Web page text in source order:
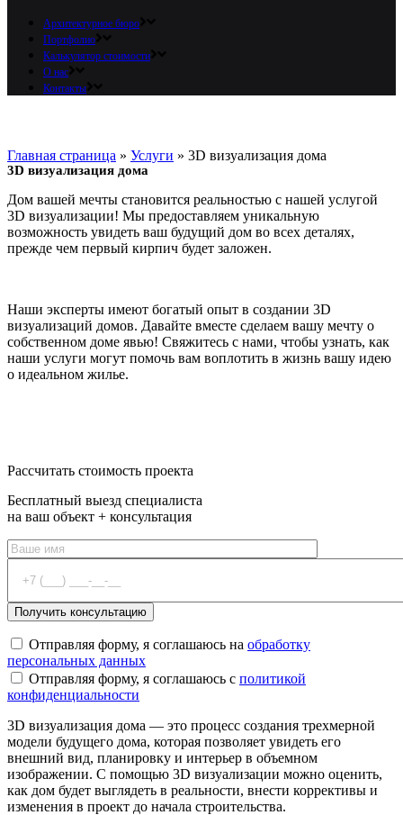
Архитектурное бюро
Портфолио
Калькулятор стоимости
О нас
Контакты
Главная страница » Услуги » 3D визуализация дома
3D визуализация дома
Дом вашей мечты становится реальностью с нашей услугой
3D визуализации! Мы предоставляем уникальную
возможность увидеть ваш будущий дом во всех деталях,
прежде чем первый кирпич будет заложен.
Наши эксперты имеют богатый опыт в создании 3D
визуализаций домов. Давайте вместе сделаем вашу мечту о
собственном доме явью! Свяжитесь с нами, чтобы узнать, как
наши услуги могут помочь вам воплотить в жизнь вашу идею
о идеальном жилье.
Рассчитать стоимость проекта
Бесплатный выезд специалиста
на ваш объект + консультация
Отправляя форму, я соглашаюсь на обработку
персональных данных
Отправляя форму, я соглашаюсь с политикой
конфиденциальности
3D визуализация дома — это процесс создания трехмерной
модели будущего дома, которая позволяет увидеть его
внешний вид, планировку и интерьер в объемном
изображении. С помощью 3D визуализации можно оценить,
как дом будет выглядеть в реальности, внести коррективы и
изменения в проект до начала строительства.